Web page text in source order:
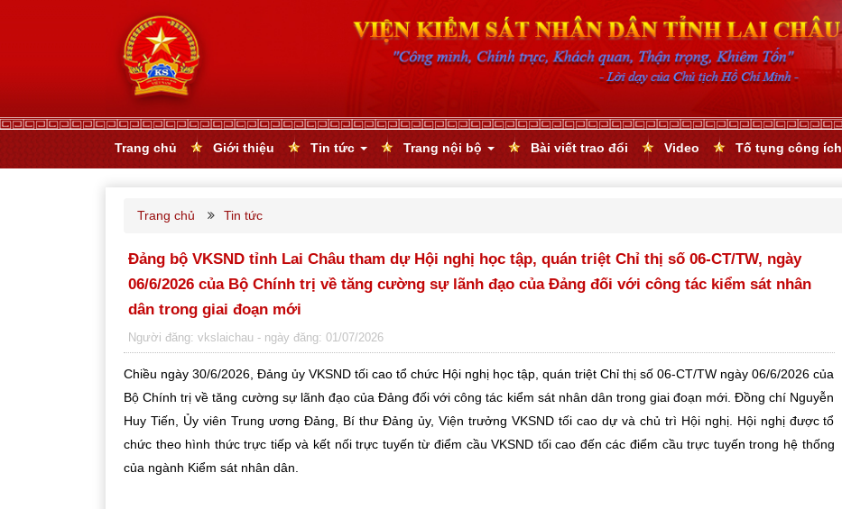
Trang chủ Giới thiệu Tin tức Trang nội bộ Bài viết trao đổi Video Tố tụng công ích
Trang chủ Tin tức
Đảng bộ VKSND tỉnh Lai Châu tham dự Hội nghị học tập, quán triệt Chỉ thị số 06-CT/TW, ngày
06/6/2026 của Bộ Chính trị về tăng cường sự lãnh đạo của Đảng đối với công tác kiểm sát nhân
dân trong giai đoạn mới
Người đăng: vkslaichau - ngày đăng: 01/07/2026
Chiều ngày 30/6/2026, Đảng ủy VKSND tối cao tổ chức Hội nghị học tập, quán triệt Chỉ thị số 06-CT/TW ngày 06/6/2026 của
Bộ Chính trị về tăng cường sự lãnh đạo của Đảng đối với công tác kiểm sát nhân dân trong giai đoạn mới. Đồng chí Nguyễn
Huy Tiến, Ủy viên Trung ương Đảng, Bí thư Đảng ủy, Viện trưởng VKSND tối cao dự và chủ trì Hội nghị. Hội nghị được tổ
chức theo hình thức trực tiếp và kết nối trực tuyến từ điểm cầu VKSND tối cao đến các điểm cầu trực tuyến trong hệ thống
của ngành Kiểm sát nhân dân.